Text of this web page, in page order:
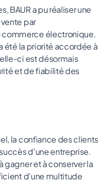
BAUR a pu réaliser une
par
commerce électronique.
été la priorité accordée à
ci est désormais
et de fiabilité des
la confiance des clients
d'une entreprise.
gagner et à conserver la
d'une multitude